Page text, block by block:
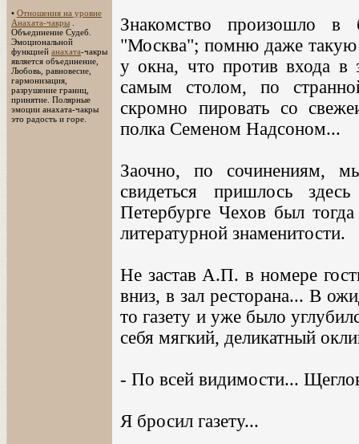
• Отношения на уровне
Анахата-чакры
Объединение Судеб.
Эмоциональной
функцией анахата-чакры
является объединение,
Любовь, равновесие,
гармонизация,
разрушение границ,
принятие. Полярные
эмоции анахата-чакры
это радость и горе.
Знакомство произошло в
"Москва"; помню даже такую
у окна, что против входа
самым столом, по
скромно пировать со
полка Семеном Надсоном...
Заочно, по сочинениям,
свидеться пришлось
Петербурге Чехов был
литературной знаменитости.
Не застав А.П. в номере
вниз, в зал ресторана... В
то газету и уже было
себя мягкий, деликатный
- По всей видимости...
Я бросил газету...